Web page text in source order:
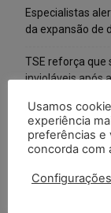
Especialistas
da expansão de
TSE reforça que
invioláveis após
STF inicia
dos jogos de
Usamos
experiência
preferências e
concorda com
Configurações